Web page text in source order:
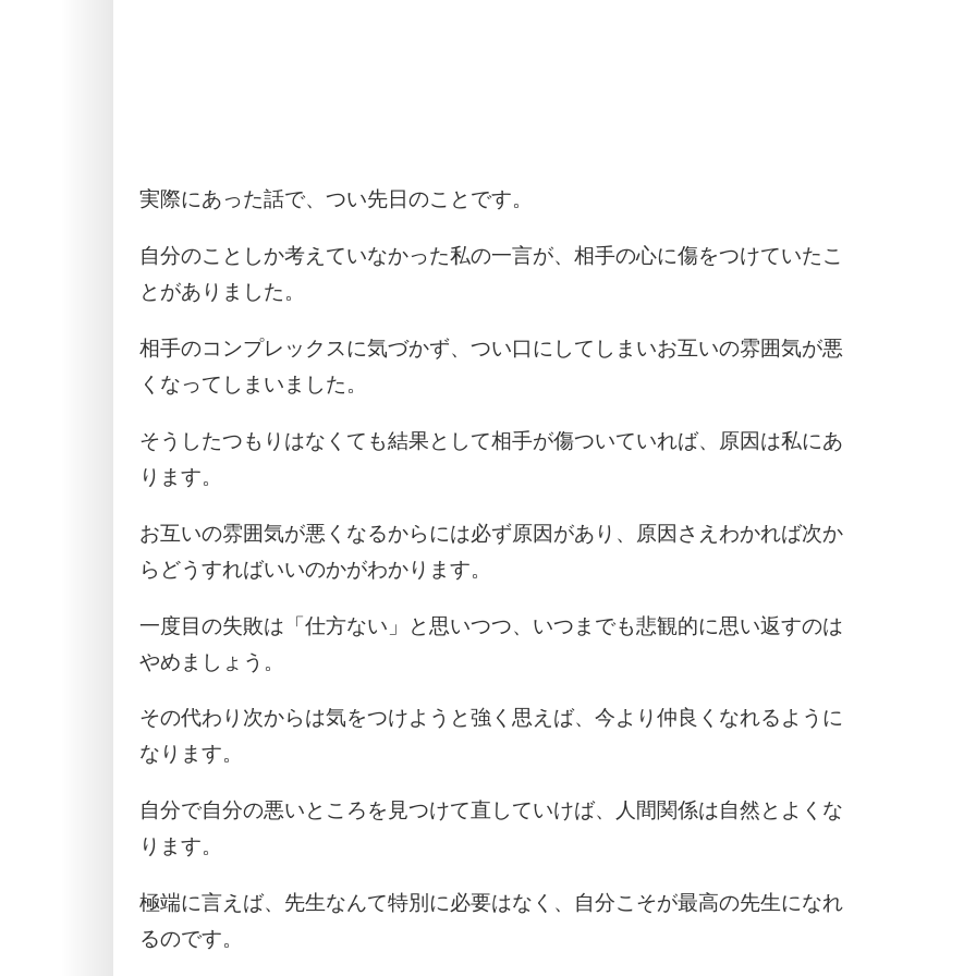
実際にあった話で、つい先日のことです。
自分のことしか考えていなかった私の一言が、相手の心に傷をつけていたこ
とがありました。
相手のコンプレックスに気づかず、つい口にしてしまいお互いの雰囲気が悪
くなってしまいました。
そうしたつもりはなくても結果として相手が傷ついていれば、原因は私にあ
ります。
お互いの雰囲気が悪くなるからには必ず原因があり、原因さえわかれば次か
らどうすればいいのかがわかります。
一度目の失敗は「仕方ない」と思いつつ、いつまでも悲観的に思い返すのは
やめましょう。
その代わり次からは気をつけようと強く思えば、今より仲良くなれるように
なります。
自分で自分の悪いところを見つけて直していけば、人間関係は自然とよくな
ります。
極端に言えば、先生なんて特別に必要はなく、自分こそが最高の先生になれ
るのです。